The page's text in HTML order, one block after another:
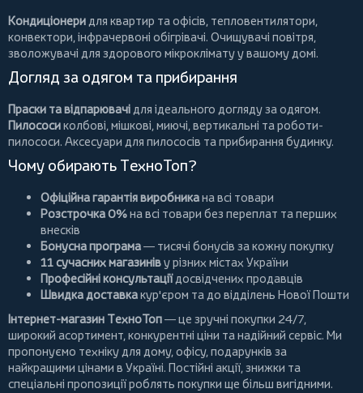
Кондиціонеридля квартир та офісів, тепловентилятори,
конвектори,інфрачервоні обігрівачі. Очищувачі повітря,
зволожувачі для здорового мікроклімату у вашому домі.
Догляд за одягом та прибирання
Праски та відпарювачідля ідеального догляду за одягом.
Пилососиколбові,мішкові,миючі,вертикальні тароботи-
пилососи. Аксесуари для пилососів та прибирання будинку.
Чому обирають ТехноТоп?
Офіційна гарантія виробникана всі товари
Розстрочка 0%на всі товари без переплат та перших
внесків
Бонусна програма— тисячі бонусів за кожну покупку
11 сучасних магазиніву різних містах України
Професійні консультаціїдосвідчених продавців
Швидка доставкакур'єром та до відділень Нової Пошти
Інтернет-магазин ТехноТоп— це зручні покупки 24/7,
широкий асортимент, конкурентні ціни та надійний сервіс. Ми
пропонуємо техніку для дому, офісу, подарунків за
найкращими цінами в Україні. Постійні акції, знижки та
спеціальні пропозиції роблять покупки ще більш вигідними.